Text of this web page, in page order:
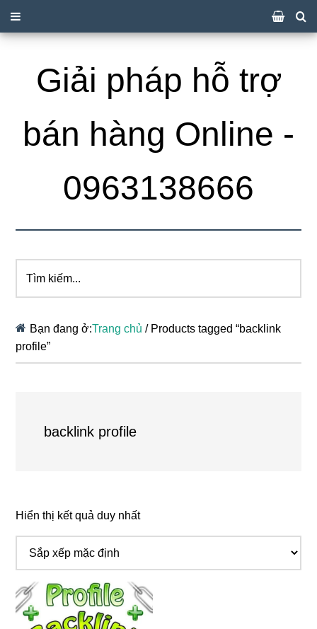
Giải pháp hỗ trợ
bán hàng Online -
0963138666
kiếm...
Bạn đang ở:Trang chủ /Products tagged “backlink
profile”
backlink profile
Hiển thị kết quả duy nhất